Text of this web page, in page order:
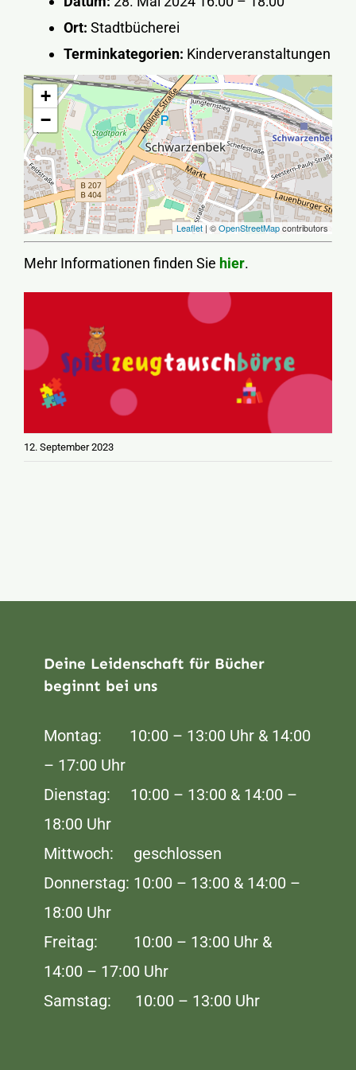
Ort: Stadtbücherei
Terminkategorien: Kinderveranstaltungen
+
−
Leaflet | ©OpenStreetMapcontributors
Mehr Informationen finden Sie hier.
12. September 2023
Deine Leidenschaft für Bücher
beginnt bei uns
Montag: 10:00 – 13:00 Uhr & 14:00
– 17:00 Uhr
Dienstag: 10:00 – 13:00 & 14:00 –
18:00 Uhr
Mittwoch: geschlossen
Donnerstag: 10:00 – 13:00 & 14:00 –
18:00 Uhr
Freitag: 10:00 – 13:00 Uhr &
14:00 – 17:00 Uhr
Samstag: 10:00 – 13:00 Uhr